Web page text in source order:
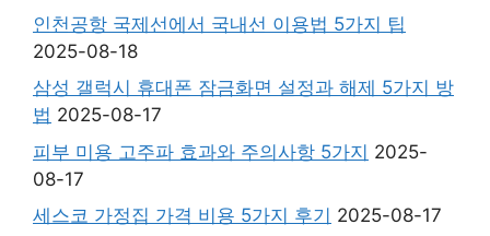
인천공항 국제선에서 국내선 이용법 5가지 팁
2025-08-18
삼성 갤럭시 휴대폰 잠금화면 설정과 해제 5가지 방
법 2025-08-17
피부 미용 고주파 효과와 주의사항 5가지 2025-
08-17
세스코 가정집 가격 비용 5가지 후기 2025-08-17